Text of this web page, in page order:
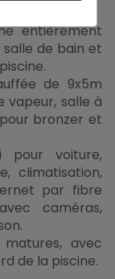
entièrement
salle de bain et
de 9x5m
vapeur, salle à
bronzer et
pour voiture,
climatisation,
par fibre
caméras,
avec
de la piscine.